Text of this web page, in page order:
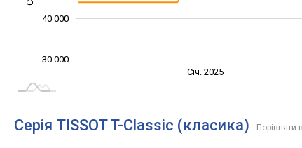
30 000
40 000
Січ. 2025
Серія TISSOT T-Classic (класика) Порівняти